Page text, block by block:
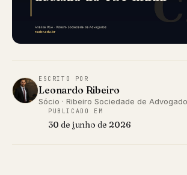
ESCRITO POR
Leonardo Ribeiro
Sócio · Ribeiro Sociedade de
PUBLICADO EM
30 de junho de 2026